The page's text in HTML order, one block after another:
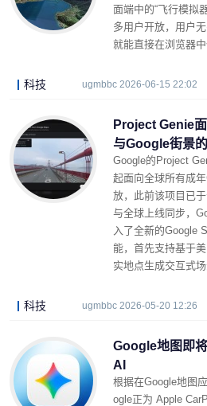
面端中的“飞行模拟
多用户开放，用户
就能直接在浏览器中
科技 ugmbbc 2026-06-15 22:02
Project Genie
与Google街景
Google的Project
起面向全球所有成
放，此前该项目已
与全球上线同步，
入了全新的Google
能，首先支持基于
实地点生成交互式场
科技 ugmbbc 2026-05-20 12:26
Google地图即
AI
根据在Google地图
ogle正为 Apple